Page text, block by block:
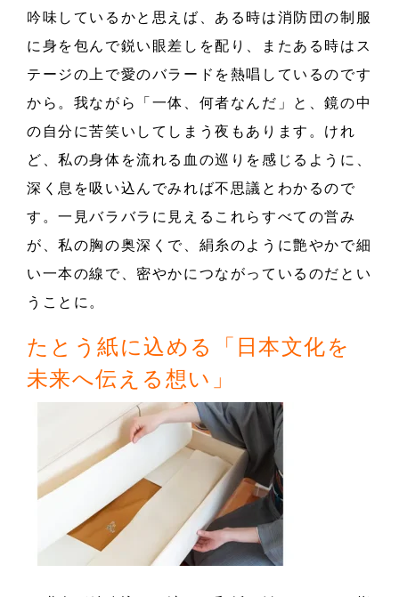
吟味しているかと思えば、ある時は消防団の制服
に身を包んで鋭い眼差しを配り、またある時はス
テージの上で愛のバラードを熱唱しているのです
から。我ながら「一体、何者なんだ」と、鏡の中
の自分に苦笑いしてしまう夜もあります。けれ
ど、私の身体を流れる血の巡りを感じるように、
深く息を吸い込んでみれば不思議とわかるので
す。一見バラバラに見えるこれらすべての営み
が、私の胸の奥深くで、絹糸のように艶やかで細
い一本の線で、密やかにつながっているのだとい
うことに。
たとう紙に込める「日本文化を
未来へ伝える想い」